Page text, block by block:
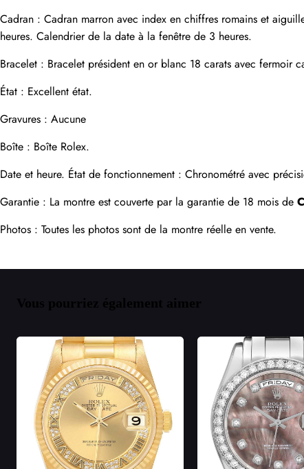
Cadran : Cadran marron avec index en chiffres romains et
heures. Calendrier de la date à la fenêtre de 3 heures.
Bracelet : Bracelet président en or blanc 18 carats avec fermoir
État : Excellent état.
Gravures : Aucune
Boîte : Boîte Rolex.
Date et heure. État de fonctionnement : Chronométré avec
Garantie : La montre est couverte par la garantie de 18 mois de
Photos : Toutes les photos sont de la montre réelle en vente.
Vous pourriez également aimer
Message